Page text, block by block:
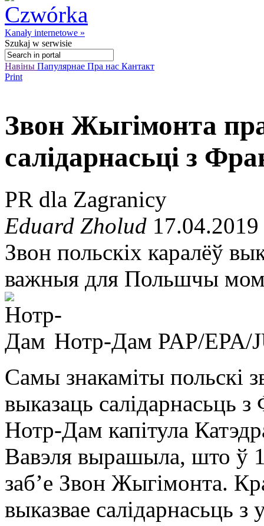
Kanały internetowe »
Szukaj w serwisie
Навіны Папулярнае Пра нас Кантакт
Print
Звон Жыгімонта
салідарнасьці з
PR dla Zagranicy
Eduard Zholud
Звон польскіх каралёў
важныя для Польшчы
Нотр-Дам PAP/EPA/
Самы знакаміты польскі
выказаць салідарнасьць
Нотр-Дам капітула
Вавэля вырашыла, што ў
заб’е Звон Жыгімонта.
выказвае салідарнасьць з